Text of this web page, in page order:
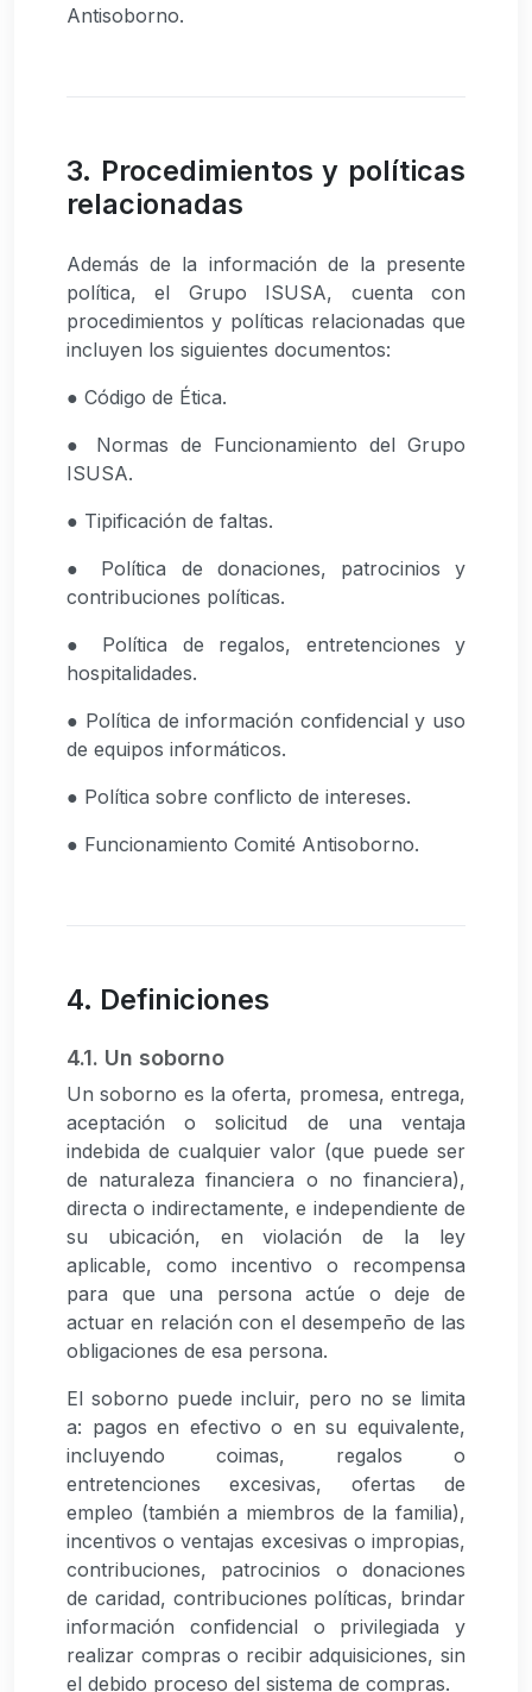
Antisoborno.
3. Procedimientos y políticas
relacionadas
Además de la información de la presente
política, el Grupo ISUSA, cuenta con
procedimientos y políticas relacionadas que
incluyen los siguientes documentos:
● Código de Ética.
● Normas de Funcionamiento del Grupo
ISUSA.
● Tipificación de faltas.
● Política de donaciones, patrocinios y
contribuciones políticas.
● Política de regalos, entretenciones y
hospitalidades.
● Política de información confidencial y uso
de equipos informáticos.
● Política sobre conflicto de intereses.
● Funcionamiento Comité Antisoborno.
4. Definiciones
4.1. Un soborno
Un soborno es la oferta, promesa, entrega,
aceptación o solicitud de una ventaja
indebida de cualquier valor (que puede ser
de naturaleza financiera o no financiera),
directa o indirectamente, e independiente de
su ubicación, en violación de la ley
aplicable, como incentivo o recompensa
para que una persona actúe o deje de
actuar en relación con el desempeño de las
obligaciones de esa persona.
El soborno puede incluir, pero no se limita
a: pagos en efectivo o en su equivalente,
incluyendo coimas, regalos o
entretenciones excesivas, ofertas de
empleo (también a miembros de la familia),
incentivos o ventajas excesivas o impropias,
contribuciones, patrocinios o donaciones
de caridad, contribuciones políticas, brindar
información confidencial o privilegiada y
realizar compras o recibir adquisiciones, sin
el debido proceso del sistema de compras.